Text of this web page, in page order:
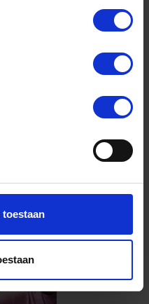
tegoed.
is dan het
resterende bedrag
is niet mogelijk
te betalen. Dit
dat een betaling met
aankoop kan worden